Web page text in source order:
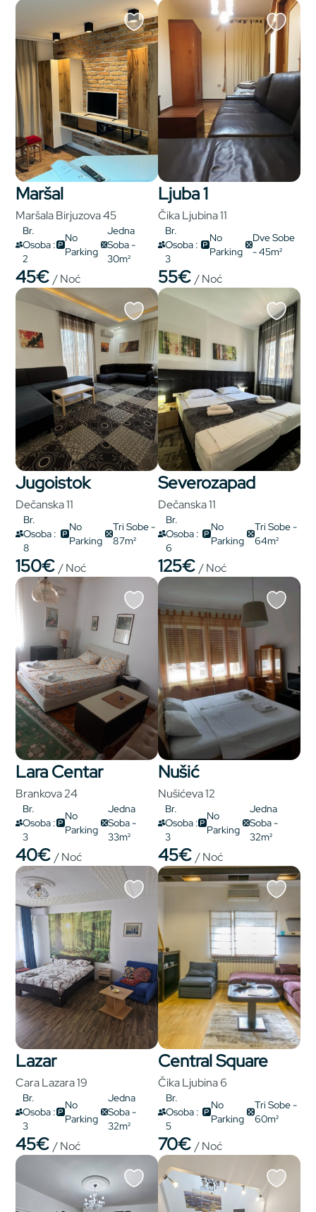
Maršal
Maršala Birjuzova 45
Br.
Osoba :
2
No
Parking
Jedna
Soba -
30m²
45€/ Noć
Ljuba 1
Čika Ljubina 11
Br.
Osoba :
3
No
Parking
Dve Sobe
- 45m²
55€ / Noć
Jugoistok
Dečanska 11
Br.
Osoba :
8
No
Parking
Tri Sobe -
87m²
150€/ Noć
Severozapad
Dečanska 11
Br.
Osoba :
6
No
Parking
Tri Sobe -
64m²
125€ / Noć
Lara Centar
Brankova 24
Br.
Osoba :
3
No
Parking
Jedna
Soba -
33m²
40€/ Noć
Nušić
Nušićeva 12
Br.
Osoba :
3
No
Parking
Jedna
Soba -
32m²
45€ / Noć
Lazar
Cara Lazara 19
Br.
Osoba :
3
No
Parking
Jedna
Soba -
32m²
45€/ Noć
Central Square
Čika Ljubina 6
Br.
Osoba :
5
No
Parking
Tri Sobe -
60m²
70€ / Noć